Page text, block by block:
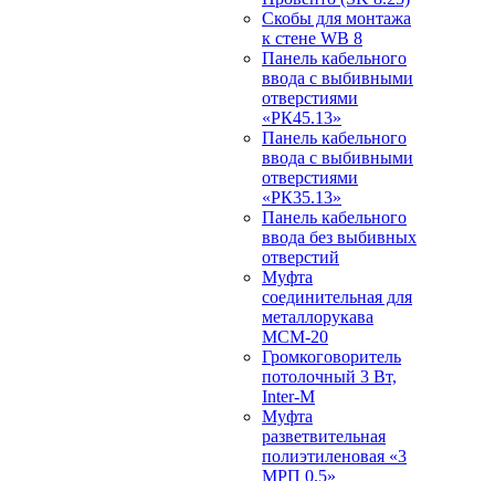
Скобы для монтажа
к стене WB 8
Панель кабельного
ввода с выбивными
отверстиями
«РК45.13»
Панель кабельного
ввода с выбивными
отверстиями
«РК35.13»
Панель кабельного
ввода без выбивных
отверстий
Муфта
соединительная для
металлорукава
МСМ-20
Громкоговоритель
потолочный 3 Вт,
Inter-M
Муфта
разветвительная
полиэтиленовая «3
МРП 0,5»